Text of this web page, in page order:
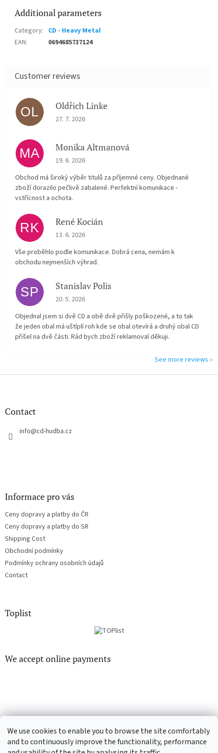
We use cookies to enable you to browse the site comfortably
and to continuously improve the functionality, performance
Additional parameters
Category: CD - Heavy Metal
EAN: 0694685737124
OL Oldřich Linke
The store rating is 5 out of 5 stars.
27. 7. 2026
MA Monika Altmanová
The store rating is 5 out of 5 stars.
19. 6. 2026
Obchod má široký výběr titulů za příjemné ceny. Objednané
zboží dorazilo pečlivě zabalené. Perfektní komunikace -
vstřícnost a ochota.
RK René Kocián
The store rating is 5 out of 5 stars.
13. 6. 2026
Vše proběhlo podle komunikace. Dobrá cena, nemám k
obchodu nejmenších výhrad.
SP Stanislav Polis
The store rating is 2 out of 5 stars.
20. 5. 2026
Objednal jsem si dvě CD a obě dvě přišly poškozené, a to tak
že jeden obal má uštíplí roh kde se obal otevírá a druhý obal CD
přišel na dvě části. Rád bych zboží reklamoval děkuji.
See more reviews
F
Contact
info@cd-hudba.cz
Informace pro vás
Ceny dopravy a platby do ČR
Ceny dopravy a platby do SR
Shipping Cost
Obchodní podmínky
Podmínky ochrany osobních údajů
Contact
Toplist
We accept online payments